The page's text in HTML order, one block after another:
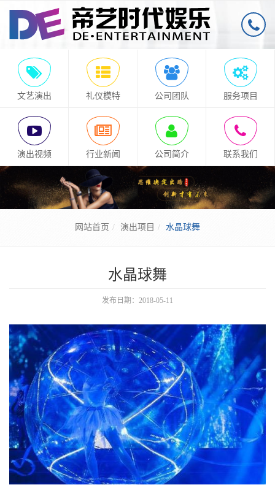
文艺演出 礼仪模特 公司团队 服务项目
演出视频 行业新闻 公司简介 联系我们
网站首页 演出项目 水晶球舞
水晶球舞
发布日期：2018-05-11